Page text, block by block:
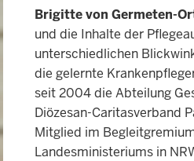
Brigitte von Germeten-
und die Inhalte der
unterschiedlichen
die gelernte
seit 2004 die Abteilung
Diözesan-Caritasverband
Mitglied im
Landesministeriums in